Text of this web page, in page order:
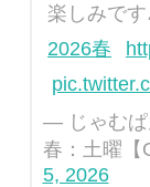
楽しみです
2026春
— じゃむぱ
春：土曜【
5, 2026